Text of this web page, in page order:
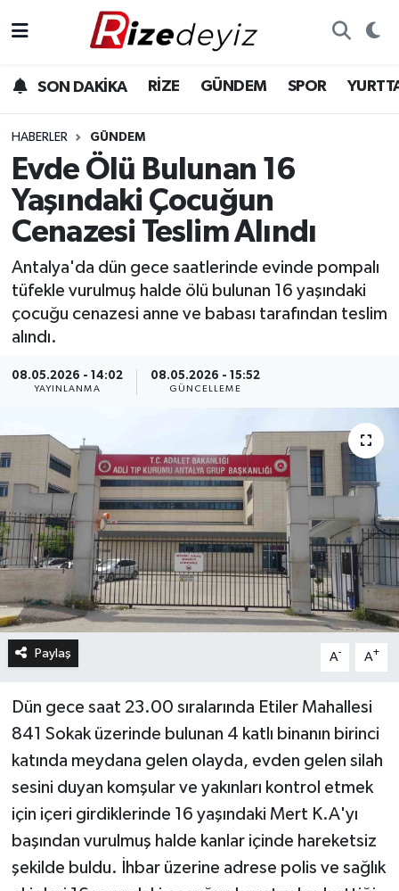
SON DAKİKA RİZE GÜNDEM SPOR
HABERLER GÜNDEM
Evde Ölü Bulunan 16
Yaşındaki Çocuğun
Cenazesi Teslim Alındı
Antalya'da dün gece saatlerinde evinde pompalı
tüfekle vurulmuş halde ölü bulunan 16 yaşındaki
çocuğu cenazesi anne ve babası tarafından teslim
alındı.
08.05.2026 - 14:02
YAYINLANMA
08.05.2026 - 15:52
GÜNCELLEME
Paylaş A- A+
Dün gece saat 23.00 sıralarında Etiler Mahallesi
841 Sokak üzerinde bulunan 4 katlı binanın birinci
katında meydana gelen olayda, evden gelen silah
sesini duyan komşular ve yakınları kontrol etmek
için içeri girdiklerinde 16 yaşındaki Mert K.A'yı
başından vurulmuş halde kanlar içinde hareketsiz
şekilde buldu. İhbar üzerine adrese polis ve sağlık
Gündem
Yurttan Haberler
Ekonomi
Sağlık
Rize Hava Durumu
Rize Namaz Vakitleri
Rize Trafik Yoğunluk Haritası
Tüm Manşetler
Son Dakika Haberleri
Haber Arşivi